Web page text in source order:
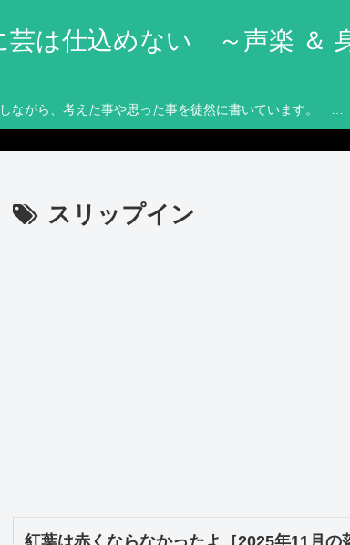
芸は仕込めない ～声楽 ＆
ながら、考えた事や思った事を徒然に書いています。
スリップイン
紅葉は赤くならなかったよ［2025年11月の